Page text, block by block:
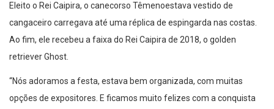
Eleito o Rei Caipira, o canecorso Têmenoestava vestido de
cangaceiro carregava até uma réplica de espingarda nas costas.
Ao fim, ele recebeu a faixa do Rei Caipira de 2018, o golden
retriever Ghost.
“Nós adoramos a festa, estava bem organizada, com muitas
opções de expositores. E ficamos muito felizes com a conquista